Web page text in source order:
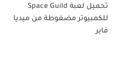
تحميل لعبة Space Guild
للكمبيوتر مضغوطة من ميديا
فاير